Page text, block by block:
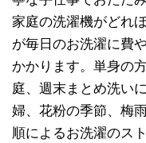
家庭の洗濯機がどれ
が毎日のお洗濯に費
かかります。単身の
庭、週末まとめ洗い
婦、花粉の季節、梅
順によるお洗濯のス